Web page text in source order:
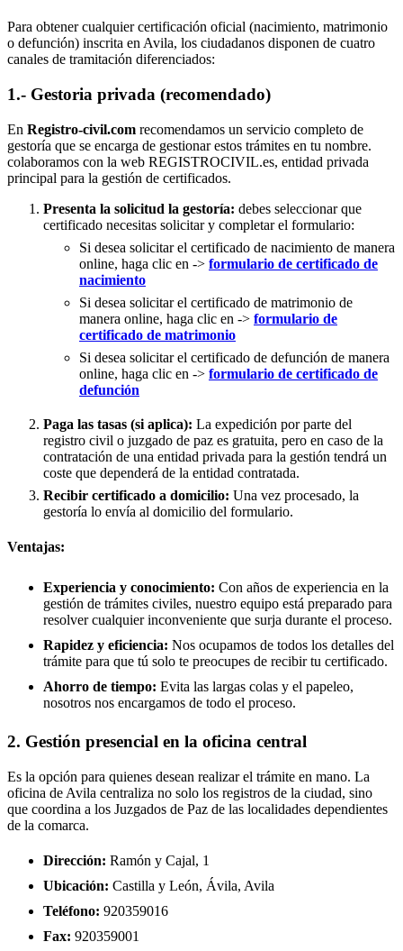
Para obtener cualquier certificación oficial (nacimiento, matrimonio
o defunción) inscrita en Avila, los ciudadanos disponen de cuatro
canales de tramitación diferenciados:
1.- Gestoria privada (recomendado)
En Registro-civil.com recomendamos un servicio completo de
gestoría que se encarga de gestionar estos trámites en tu nombre.
colaboramos con la web REGISTROCIVIL.es, entidad privada
principal para la gestión de certificados.
Presenta la solicitud la gestoría: debes seleccionar que
certificado necesitas solicitar y completar el formulario:
Si desea solicitar el certificado de nacimiento de manera
online, haga clic en -> formulario de certificado de
nacimiento
Si desea solicitar el certificado de matrimonio de
manera online, haga clic en -> formulario de
certificado de matrimonio
Si desea solicitar el certificado de defunción de manera
online, haga clic en -> formulario de certificado de
defunción
Paga las tasas (si aplica): La expedición por parte del
registro civil o juzgado de paz es gratuita, pero en caso de la
contratación de una entidad privada para la gestión tendrá un
coste que dependerá de la entidad contratada.
Recibir certificado a domicilio: Una vez procesado, la
gestoría lo envía al domicilio del formulario.
Ventajas:
Experiencia y conocimiento: Con años de experiencia en la
gestión de trámites civiles, nuestro equipo está preparado para
resolver cualquier inconveniente que surja durante el proceso.
Rapidez y eficiencia: Nos ocupamos de todos los detalles del
trámite para que tú solo te preocupes de recibir tu certificado.
Ahorro de tiempo: Evita las largas colas y el papeleo,
nosotros nos encargamos de todo el proceso.
2. Gestión presencial en la oficina central
Es la opción para quienes desean realizar el trámite en mano. La
oficina de Avila centraliza no solo los registros de la ciudad, sino
que coordina a los Juzgados de Paz de las localidades dependientes
de la comarca.
Dirección: Ramón y Cajal, 1
Ubicación: Castilla y León, Ávila, Avila
Teléfono: 920359016
Fax: 920359001